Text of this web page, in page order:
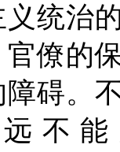
统治
僚的
碍。
不